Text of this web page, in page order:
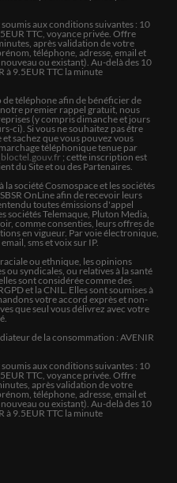
à 200% pour moi
m'a prédit c'est avéré
moi
, vous donne certaines
,comme questions.
mieux comprendre ,
pour mieux
de prendre les reposes
avec les clients.
aux conditions suivantes : 10
TTC, voyance privée. Offre
après validation de votre
téléphone, adresse, email et
ou existant). Au-delà des 10
à 9.5EUR TTC la minute
téléphone afin de bénéficier de
premier rappel gratuit, nous
(y compris dimanche et jours
ci). Si vous ne souhaitez pas être
sachez que vous pouvez vous
téléphonique tenue par
; cette inscription est
du Site et ou des Partenaires.
société Cosmospace et les sociétés
OnLine afin de recevoir leurs
toutes émissions d'appel
sociétés Telemaque, Pluton Media,
comme consenties, leurs offres de
en vigueur. Par voie électronique,
sms et voix sur IP.
ou ethnique, les opinions
syndicales, ou relatives à la santé
sont considérée comme des
et la CNIL. Elles sont soumises à
votre accord exprès et non-
que seul vous délivrez avec votre
de la consommation : AVENIR
aux conditions suivantes : 10
EUR TTC, voyance privée. Offre
après validation de votre
téléphone, adresse, email et
ou existant). Au-delà des 10
à 9.5EUR TTC la minute